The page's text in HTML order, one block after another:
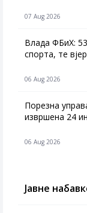
07 Aug 2026
Влада ФБиХ:
спорта, те
06 Aug 2026
Порезна
извршена 24
06 Aug 2026
Јавне